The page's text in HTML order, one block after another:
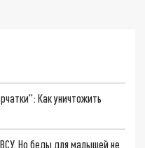
Как уничтожить
Но беды для малышей не